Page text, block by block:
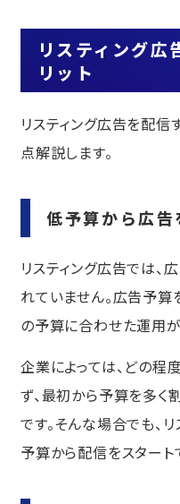
リスティング広
リット
リスティング広告を配信
点解説します。
低予算から広告
リスティング広告では
れていません。広告予
の予算に合わせた運用が
企業によっては、どの
ず、最初から予算を多く
です。そんな場合でも、
予算から配信をスタート